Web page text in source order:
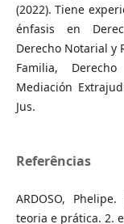
(2022). Tiene
énfasis en
Derecho Notarial y
Familia,
Mediación
Jus.
Referências
ARDOSO,
teoria e prática. 2.